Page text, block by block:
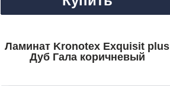
Ламинат Kronotex Exquisit plus
Дуб Гала коричневый